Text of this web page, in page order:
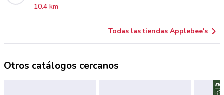
10.4 km
Todas las tiendas Applebee's
Otros catálogos cercanos